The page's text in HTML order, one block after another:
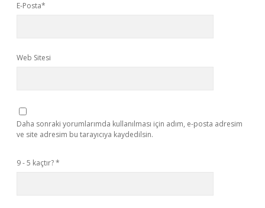
E-Posta*
Web Sitesi
Daha sonraki yorumlarımda kullanılması için adım, e-posta adresim
ve site adresim bu tarayıcıya kaydedilsin.
9 - 5 kaçtır?*